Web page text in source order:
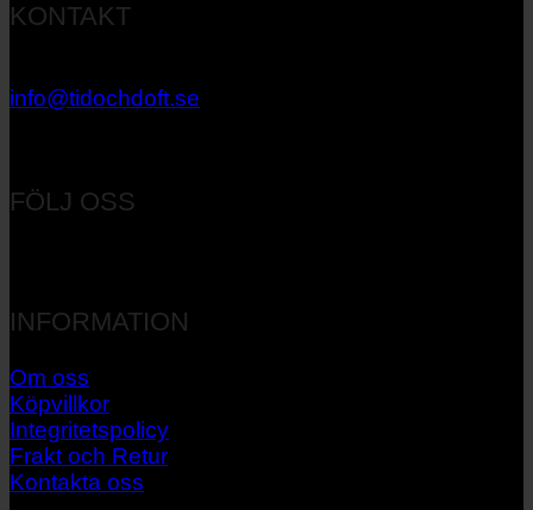
KONTAKT
info@tidochdoft.se
FÖLJ OSS
INFORMATION
Om oss
Köpvillkor
Integritetspolicy
Frakt och Retur
Kontakta oss